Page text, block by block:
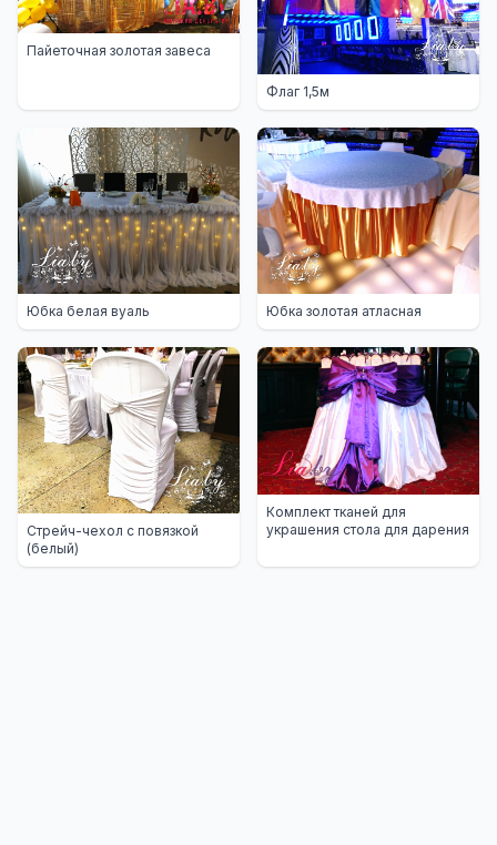
Пайеточная золотая завеса
Флаг 1,5м
Юбка белая вуаль Юбка золотая атласная
Стрейч-чехол с повязкой
(белый)
Комплект тканей для
украшения стола для дарения